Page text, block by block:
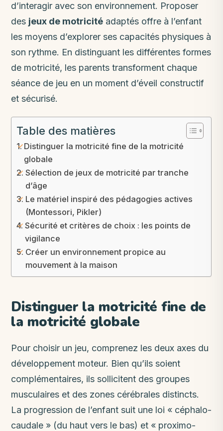
d’interagir avec son environnement. Proposer
des jeux de motricité adaptés offre à l’enfant
les moyens d’explorer ses capacités physiques à
son rythme. En distinguant les différentes formes
de motricité, les parents transforment chaque
séance de jeu en un moment d’éveil constructif
et sécurisé.
Table des matières
Distinguer la motricité fine de la motricité
globale
Sélection de jeux de motricité par tranche
d’âge
Le matériel inspiré des pédagogies actives
(Montessori, Pikler)
Sécurité et critères de choix : les points de
vigilance
Créer un environnement propice au
mouvement à la maison
Distinguer la motricité fine de
la motricité globale
Pour choisir un jeu, comprenez les deux axes du
développement moteur. Bien qu’ils soient
complémentaires, ils sollicitent des groupes
musculaires et des zones cérébrales distincts.
La progression de l’enfant suit une loi « céphalo-
caudale » (du haut vers le bas) et « proximo-